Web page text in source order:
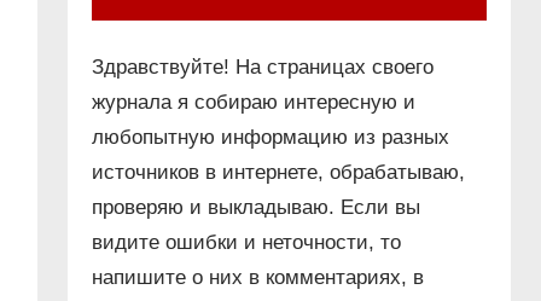
Здравствуйте! На страницах своего
журнала я собираю интересную и
любопытную информацию из разных
источников в интернете, обрабатываю,
проверяю и выкладываю. Если вы
видите ошибки и неточности, то
напишите о них в комментариях, в